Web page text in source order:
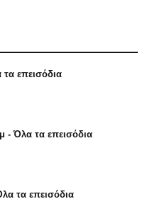
επεισόδια
- Όλα τα επεισόδια
τα επεισόδια